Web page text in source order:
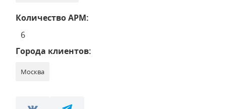
Количество АРМ:
6
Города клиентов:
Москва